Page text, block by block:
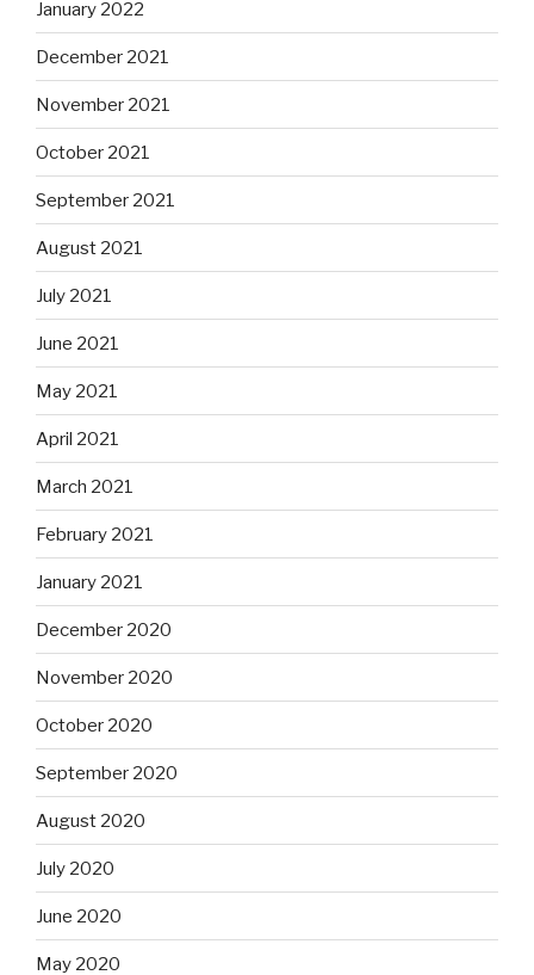
January 2022
December 2021
November 2021
October 2021
September 2021
August 2021
July 2021
June 2021
May 2021
April 2021
March 2021
February 2021
January 2021
December 2020
November 2020
October 2020
September 2020
August 2020
July 2020
June 2020
May 2020